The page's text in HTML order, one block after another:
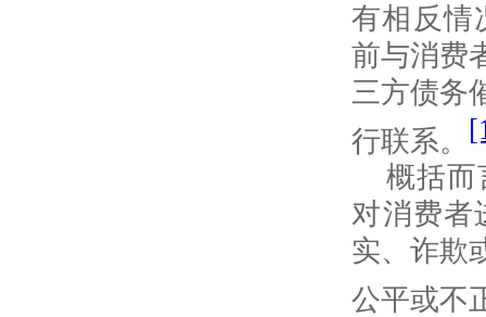
有相反情
前与消费
三方债务
行联系。
概括而
对消费者
实、诈欺
公平或不